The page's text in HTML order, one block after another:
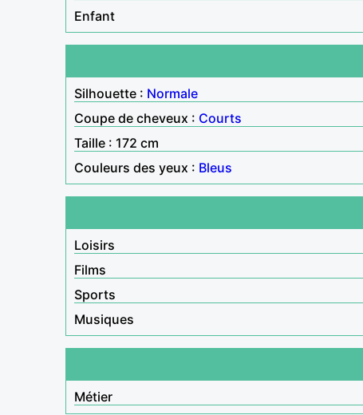
Enfant
Silhouette : Normale
Coupe de cheveux : Courts
Taille : 172 cm
Couleurs des yeux : Bleus
Loisirs
Films
Sports
Musiques
Métier